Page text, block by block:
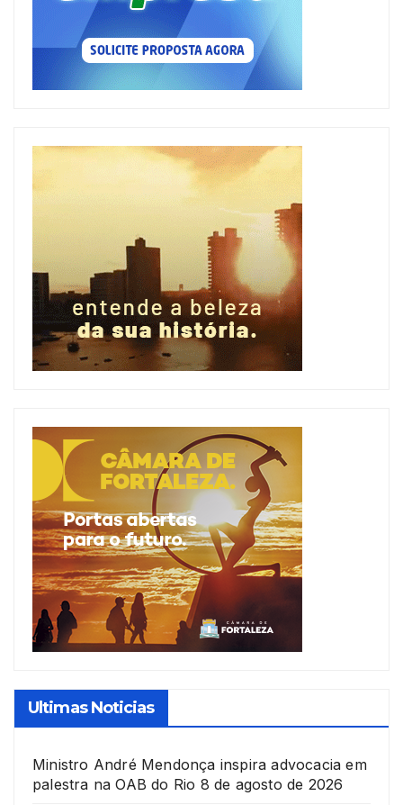
Ultimas Noticias
Ministro André Mendonça inspira advocacia em
palestra na OAB do Rio 8 de agosto de 2026